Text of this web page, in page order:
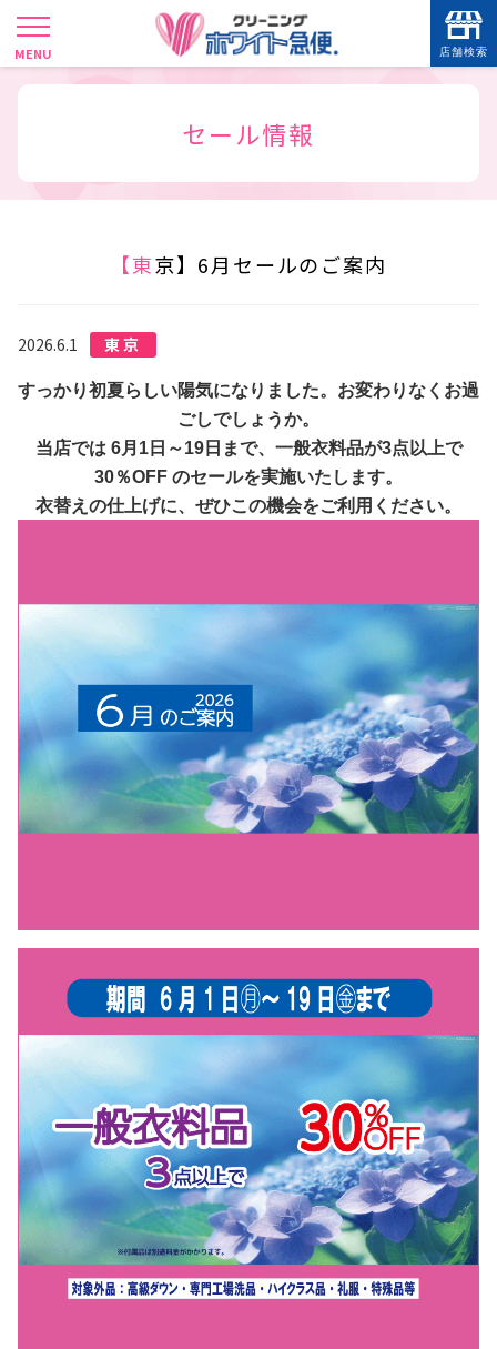
店舗検索
SHOP SEARCH
セール情報
【東京】6月セールのご案内
2026.6.1 東京
すっかり初夏らしい陽気になりました。お変わりなくお過
ごしでしょうか。
当店では 6月1日～19日まで、一般衣料品が3点以上で
30％OFF のセールを実施いたします。
衣替えの仕上げに、ぜひこの機会をご利用ください。